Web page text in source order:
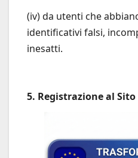
(iv) da utenti che
identificativi falsi,
inesatti.
5. Registrazione al Sito